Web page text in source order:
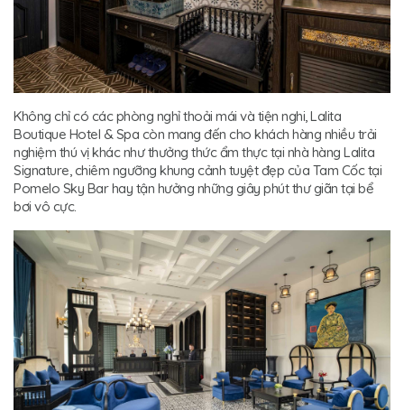
Không chỉ có các phòng nghỉ thoải mái và tiện nghi, Lalita
Boutique Hotel & Spa còn mang đến cho khách hàng nhiều trải
nghiệm thú vị khác như thưởng thức ẩm thực tại nhà hàng Lalita
Signature, chiêm ngưỡng khung cảnh tuyệt đẹp của Tam Cốc tại
Pomelo Sky Bar hay tận hưởng những giây phút thư giãn tại bể
bơi vô cực.